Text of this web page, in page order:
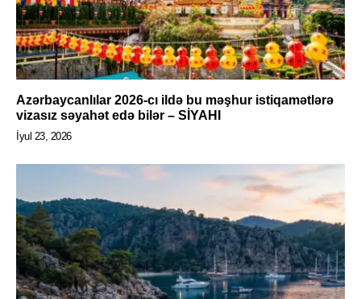
Azərbaycanlılar 2026-cı ildə bu məşhur istiqamətlərə
vizasız səyahət edə bilər – SİYAHI
İyul 23, 2026